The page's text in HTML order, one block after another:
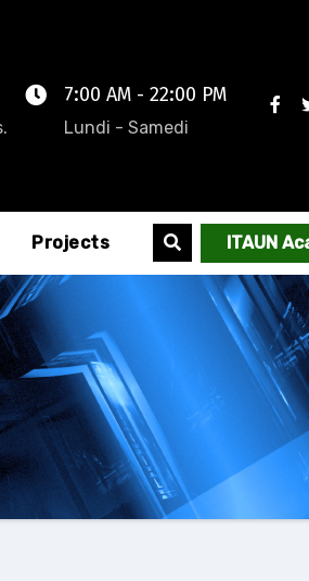
7:00 AM - 22:00 PM
Lundi - Samedi
Projects ITAUN